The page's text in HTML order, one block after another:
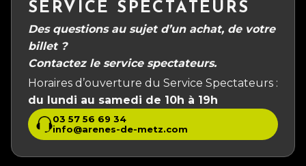
SERVICE SPECTATEURS
Des questions au sujet d’un achat, de votre
billet ?
Contactez le service spectateurs.
Horaires d’ouverture du Service Spectateurs :
du lundi au samedi de 10h à 19h
03 57 56 69 34
info@arenes-de-metz.com